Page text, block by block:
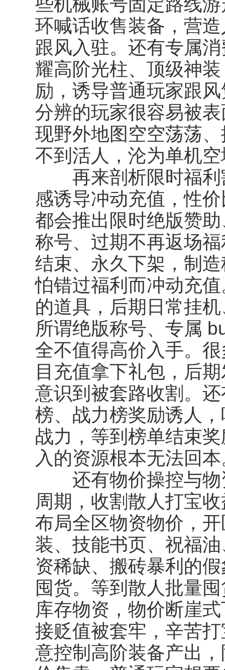
环喊话收售装备，营
跟风入驻。还有专属
耀高阶光柱、顶级神
励，诱导普通玩家跟
分辨的玩家很容易被
现野外地图空空荡荡
不到活人，沦为单机
再来剖析限时福
感诱导冲动充值，性
都会推出限时绝版赞
称号、过期不再返场
结束、永久下架，制
怕错过福利而冲动充
的道具，后期日常挂
所谓绝版称号、专属
全不值得高价入手。
目充值拿下礼包，后
意识到被套路收割。
榜、战力榜奖励诱人
战力，等到榜单结束
入的资源根本无法回
还有物价操控与
周期，收割散人打宝
布局全区物资物价，
装、技能书页、祝福
资稀缺、搬砖暴利的
囤货。等到散人批量
库存物资，物价断崖
接贬值被套牢，辛苦
意控制高阶装备产出